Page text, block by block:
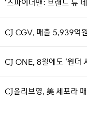
‘스파이더맨: 브랜드 뉴
CJ CGV, 매출 5,939억
CJ ONE, 8월에도 ‘원더
CJ올리브영, 美 세포라